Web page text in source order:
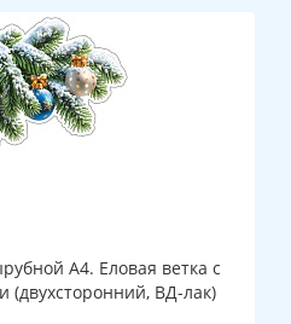
А4. Еловая ветка с
ВД-лак)